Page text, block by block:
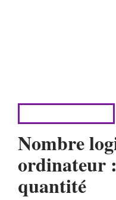
Nombre
ordinateur
quantité